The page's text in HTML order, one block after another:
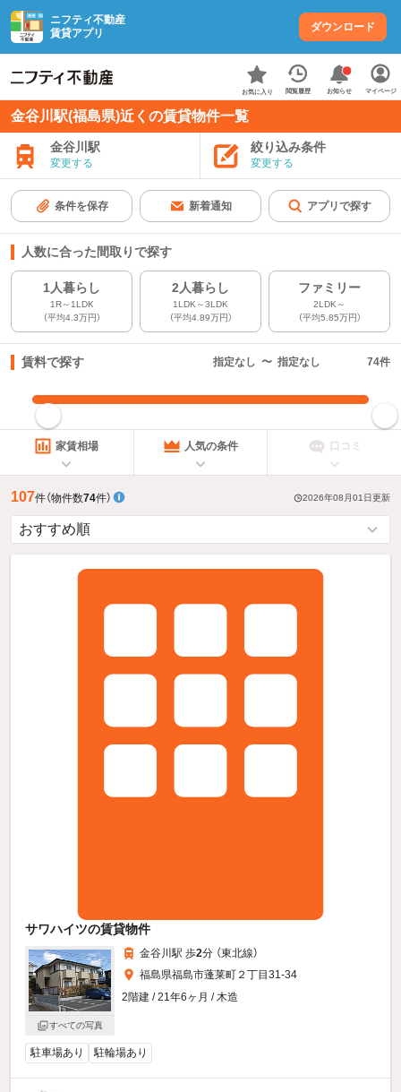
ニフティ不動産
賃貸アプリ
ダウンロード
お気に入り 閲覧履歴 お知らせ マイページ
金谷川駅(福島県)近くの賃貸物件一覧
金谷川駅
変更する
絞り込み条件
変更する
条件を保存 新着通知 アプリで探す
人数に合った間取りで探す
1人暮らし
1R～1LDK
（平均4.3万円）
2人暮らし
1LDK～3LDK
（平均4.89万円）
ファミリー
2LDK～
（平均5.85万円）
賃料で探す 指定なし 〜 指定なし 74件
指定した賃料で絞り込む
家賃相場 人気の条件 口コミ
107件（物件数74件） 2026年08月01日更新
サワハイツの賃貸物件
すべての写真
金谷川駅 歩2分 （東北線）
福島県福島市蓬莱町２丁目31-34
2階建 / 21年6ヶ月 / 木造
駐車場あり 駐輪場あり